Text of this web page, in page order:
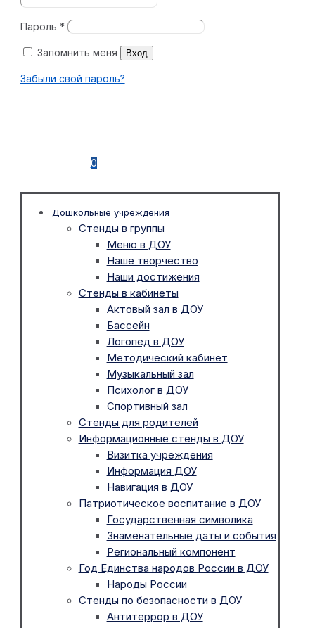
Пароль *
Запомнить меня Вход
Забыли свой пароль?
0
Дошкольные учреждения
Стенды в группы
Меню в ДОУ
Наше творчество
Наши достижения
Стенды в кабинеты
Актовый зал в ДОУ
Бассейн
Логопед в ДОУ
Методический кабинет
Музыкальный зал
Психолог в ДОУ
Спортивный зал
Стенды для родителей
Информационные стенды в ДОУ
Визитка учреждения
Информация ДОУ
Навигация в ДОУ
Патриотическое воспитание в ДОУ
Государственная символика
Знаменательные даты и события
Региональный компонент
Год Единства народов России в ДОУ
Народы России
Стенды по безопасности в ДОУ
Антитеррор в ДОУ